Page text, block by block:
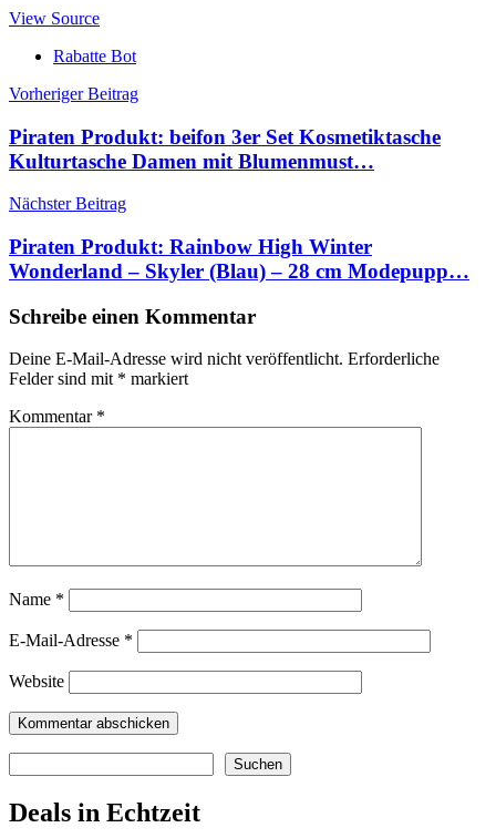
View Source
Rabatte Bot
Beitragsnavigation
Vorheriger Beitrag
Piraten Produkt: beifon 3er Set Kosmetiktasche
Kulturtasche Damen mit Blumenmust…
Nächster Beitrag
Piraten Produkt: Rainbow High Winter
Wonderland – Skyler (Blau) – 28 cm Modepupp…
Schreibe einen Kommentar
Deine E-Mail-Adresse wird nicht veröffentlicht. Erforderliche
Felder sind mit * markiert
Kommentar *
Name *
E-Mail-Adresse *
Website
Suchen
Deals in Echtzeit